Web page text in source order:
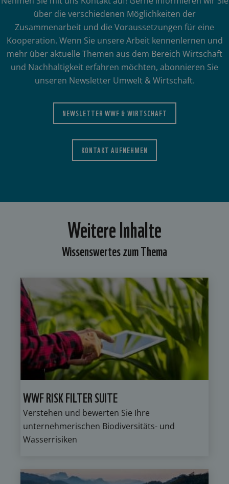
über die verschiedenen Möglichkeiten der
Zusammenarbeit und die Voraussetzungen für eine
Kooperation. Wenn Sie unsere Arbeit kennenlernen und
mehr über aktuelle Themen aus dem Bereich Wirtschaft
und Nachhaltigkeit erfahren möchten, abonnieren Sie
unseren Newsletter Umwelt & Wirtschaft.
NEWSLETTER WWF & WIRTSCHAFT
KONTAKT AUFNEHMEN
Weitere Inhalte
Wissenswertes zum Thema
WWF RISK FILTER SUITE
Verstehen und bewerten Sie Ihre
unternehmerischen Biodiversitäts- und
Wasserrisiken